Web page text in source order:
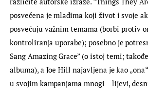
posvećena je mladima koji život i svoje
posvećuju važnim temama (borbi protiv
kontroliranja uporabe); posebno je
Sang Amazing Grace” (o istoj temi;
albuma), a Joe Hill najavljena je kao
u svojim kampanjama mnogi – lijevi,